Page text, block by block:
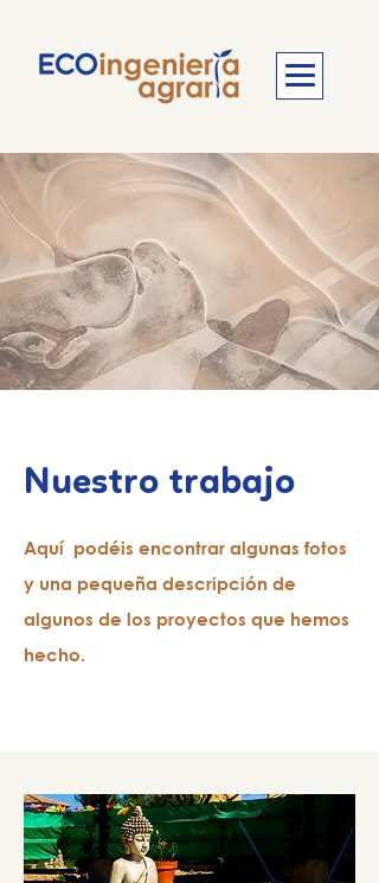
Nuestro trabajo
Aquí podéis encontrar algunas fotos
y una pequeña descripción de
algunos de los proyectos que hemos
hecho.